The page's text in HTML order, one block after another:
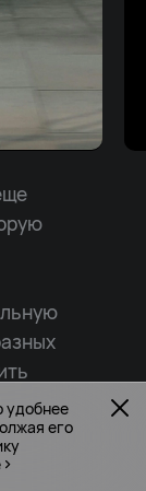
удобнее
его